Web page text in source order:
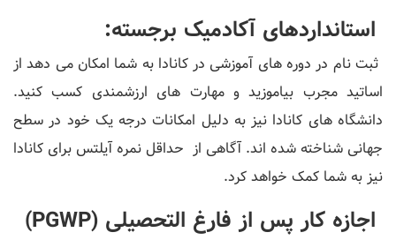
استانداردهای آکادمیک برجسته:
ثبت نام در دوره های آموزشی در کانادا به شما امکان می دهد از
اساتید مجرب بیاموزید و مهارت های ارزشمندی کسب کنید.
دانشگاه های کانادا نیز به دلیل امکانات درجه یک خود در سطح
جهانی شناخته شده اند. آگاهی از حداقل نمره آیلتس برای کانادا
نیز به شما کمک خواهد کرد.
اجازه کار پس از فارغ التحصیلی (PGWP)